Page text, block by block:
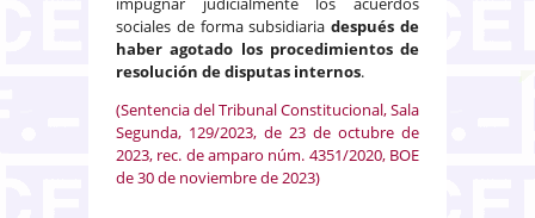
sociales de forma subsidiariadespués de
haber agotado los procedimientos de
resolución de disputas internos.
(Sentencia del Tribunal Constitucional, Sala
Segunda, 129/2023, de 23 de octubre de
2023, rec. de amparo núm. 4351/2020, BOE
de 30 de noviembre de 2023)